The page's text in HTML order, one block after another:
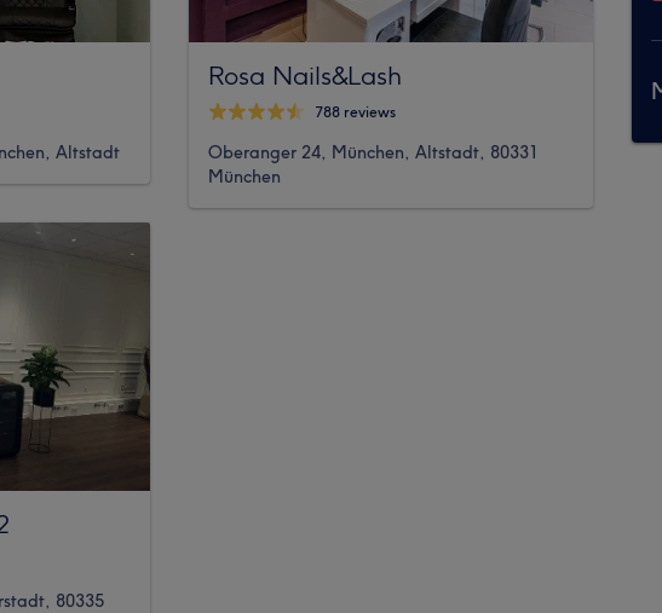
Altstadt
80335
Rosa Nails&Lash
788 reviews
Oberanger 24, München, Altstadt, 80331
München